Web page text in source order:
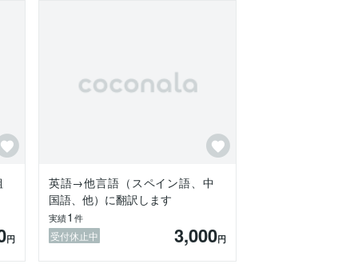
円
英語→他言語（スペイン語、中
国語、他）に翻訳します
実績1 件
受付休止中 3,000円